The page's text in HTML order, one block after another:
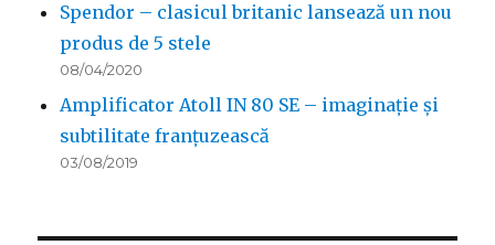
Spendor – clasicul britanic lansează un nou
produs de 5 stele
08/04/2020
Amplificator Atoll IN 80 SE – imaginație și
subtilitate franțuzească
03/08/2019